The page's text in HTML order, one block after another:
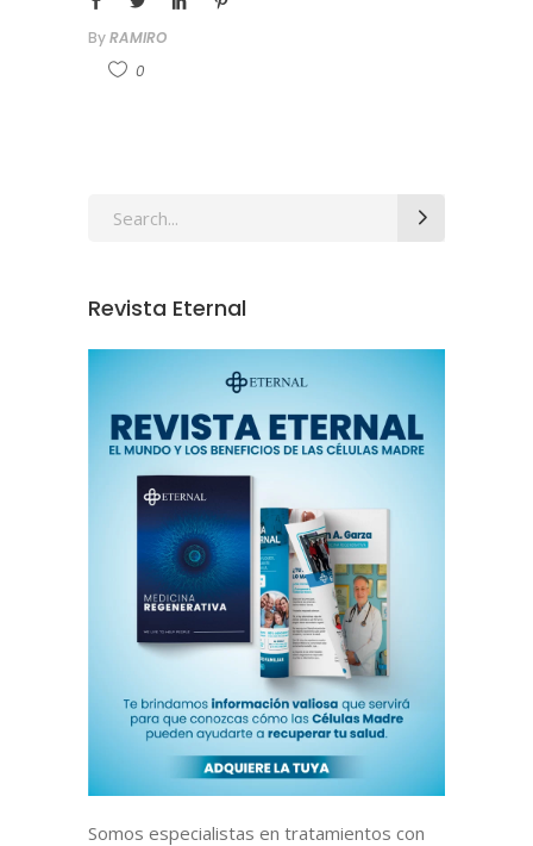
ByRAMIRO
0
Revista Eternal
Somos especialistas en tratamientos con